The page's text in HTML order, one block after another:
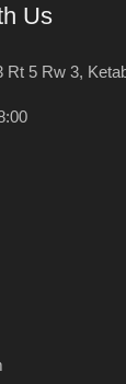
Us
Rt 5 Rw 3,